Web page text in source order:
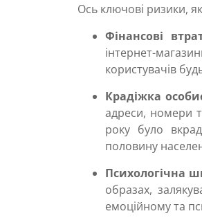
Ось ключові ризики,
Фінансові
інтернет-
користувачів
Крадіжка
адреси, номери
року було
половину
Психологічна
образах,
емоційному та